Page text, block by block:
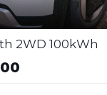
2WD 100kWh